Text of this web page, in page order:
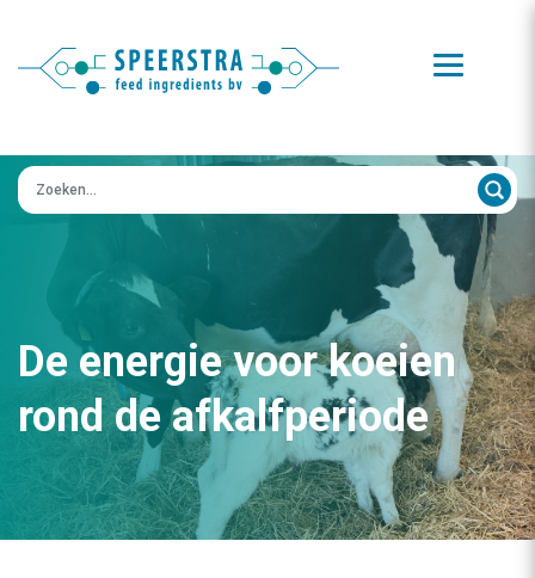
Zoeken op:
De energie voor koeien
rond de afkalfperiode